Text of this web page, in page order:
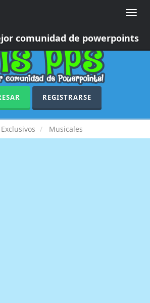
Toggle
comunidad de powerpoints
REGISTRARSE
Exclusivos Musicales